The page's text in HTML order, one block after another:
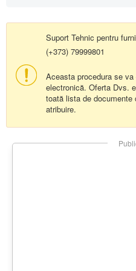
Suport Tehnic pentru
(+373) 79999801
Aceasta procedura se
electronică. Oferta Dvs.
toată lista de documente
atribuire.